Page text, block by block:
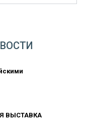
ВЫСТАВКА